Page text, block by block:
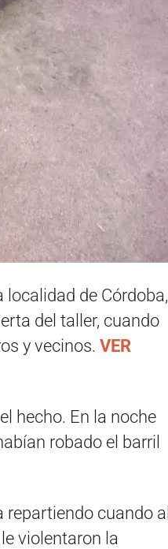
de Córdoba,
del taller, cuando
y vecinos. VER
hecho. En la noche
robado el barril
cuando al
violentaron la